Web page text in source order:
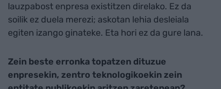
lauzpabost enpresa existitzen direlako. Ez da
soilik ez duela merezi; askotan lehia desleiala
egiten izango ginateke. Eta hori ez da gure lana.
Zein beste erronka topatzen dituzue
enpresekin, zentro teknologikoekin zein